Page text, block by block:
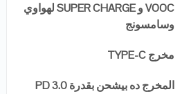
VOOC و SUPER CHARGE لهواوي
وسامسونج
مخرج TYPE-C
المخرج ده بيشحن بقدرة PD 3.0